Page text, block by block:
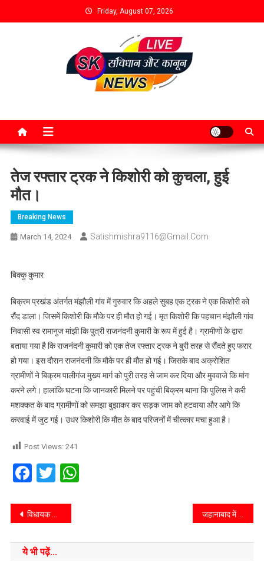
Friday, August 07, 2026
तेज रफ्तार ट्रक ने किशोरी को कुचला, हुई
मौत।
Breaking News
March 14, 2024 Satishmishra9116@gmail.com
बिक्कु कुमार
बिक्रम प्रखंड अंतर्गत मंझौली गांव में गुरुवार कि अहले सुबह एक ट्रक ने एक किशोरी को
रौंद डाला। जिसमें किशोरी कि मौके पर ही मौत हो गई। मृत किशोरी कि पहचान मंझौली गांव
निवासी स्व रामानुज मांझी कि पुत्री राजनंदनी कुमारी के रूप में हुई है। ग्रामीणों के द्वारा
बताया गया है कि राजनंदनी कुमारी को एक तेज रफ्तार ट्रक ने बुरी तरह से रौंदते हुए फरार
हो गया। इस दौरान राजनंदनी कि मौके पर ही मौत हो गई। जिसके बाद अक्रोशित
ग्रामीणों ने बिक्रम पालीगंज मुख्य मार्ग को पुरी तरह से जाम कर दिया और मुववाजे कि मांग
करने लगे। हालांकि घटना कि जानकारी मिलने पर पहुंची बिक्रम थाना कि पुलिस ने करी
मशक्कत के बाद ग्रामीणों को समझा बुझाकर कर सड़क जाम को हटवाया और आगे कि
करवाई में जुट गई। उधर किशोरी कि मौत के बाद परिजनों में चीत्कार मचा हुआ है।
Post Views: 241
Facebook
TwitterWhatsApp
विधायक निधि से बनने वाली सड़को का किया शिलान्यास।
ये भी पढ़ें...